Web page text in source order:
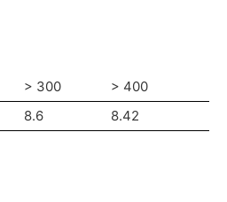
> 300
> 400
8.6 8.42